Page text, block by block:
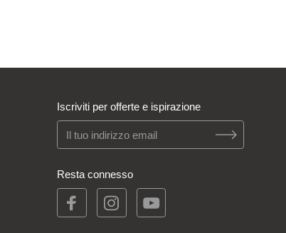
Iscriviti per offerte e ispirazione
Resta connesso